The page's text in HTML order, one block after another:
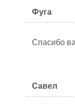
Фуга
Спасибо
Савел